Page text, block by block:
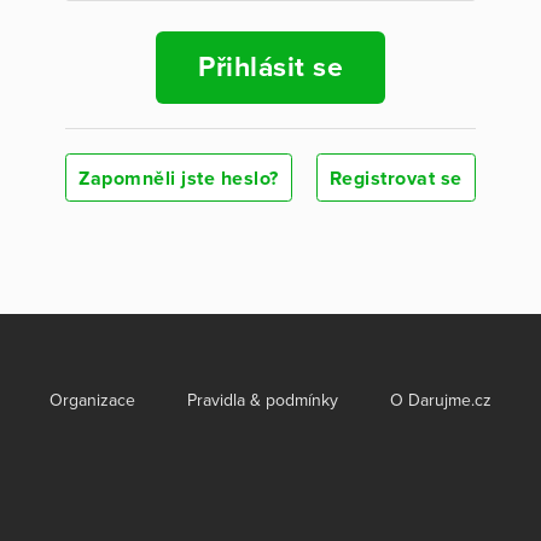
Přihlásit se
Zapomněli jste heslo? Registrovat se
Organizace Pravidla & podmínky O Darujme.cz